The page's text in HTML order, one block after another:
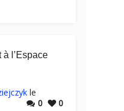
à l’Espace
le
0 0